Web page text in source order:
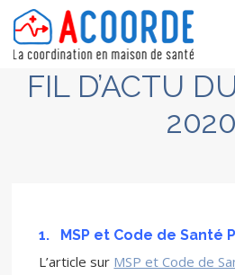
FIL D’ACTU
2020
1. MSP et Code de Santé
L’article sur MSP et Code de